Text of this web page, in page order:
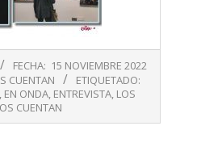
FECHA: 15 NOVIEMBRE 2022
CUENTAN
ETIQUETADO:
, EN ONDA, ENTREVISTA, LOS
CUENTAN